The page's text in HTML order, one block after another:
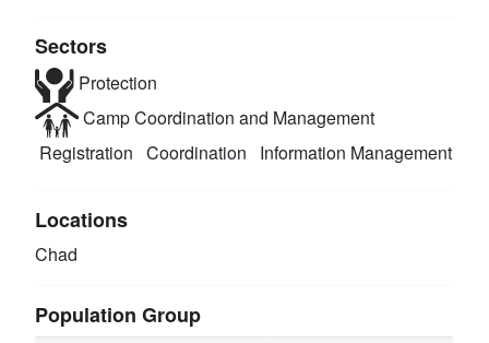
Sectors
Protection
Camp Coordination and Management
Registration Coordination Information Management
Locations
Chad
Population Group